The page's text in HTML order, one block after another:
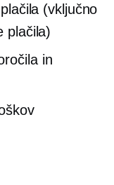
(vključno
plačila)
in